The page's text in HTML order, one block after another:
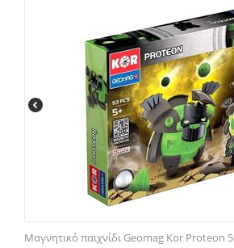
Μαγνητικό παιχνίδι Geomag Kor Proteon